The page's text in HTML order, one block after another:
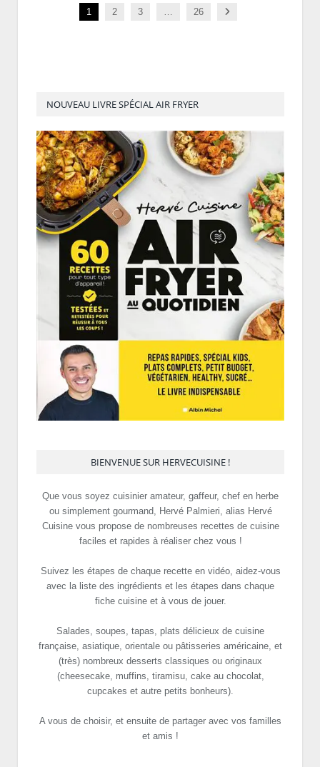
1 2 3 26 Next
NOUVEAU LIVRE SPÉCIAL AIR FRYER
BIENVENUE SUR HERVECUISINE !
Que vous soyez cuisinier amateur, gaffeur, chef en herbe
ou simplement gourmand, Hervé Palmieri, alias Hervé
Cuisine vous propose de nombreuses recettes de cuisine
faciles et rapides à réaliser chez vous !
Suivez les étapes de chaque recette en vidéo, aidez-vous
avec la liste des ingrédients et les étapes dans chaque
fiche cuisine et à vous de jouer.
Salades, soupes, tapas, plats délicieux de cuisine
française, asiatique, orientale ou pâtisseries américaine, et
(très) nombreux desserts classiques ou originaux
(cheesecake, muffins, tiramisu, cake au chocolat,
cupcakes et autre petits bonheurs).
A vous de choisir, et ensuite de partager avec vos familles
et amis !